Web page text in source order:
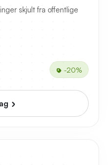
skjult fra offentlige
-20%